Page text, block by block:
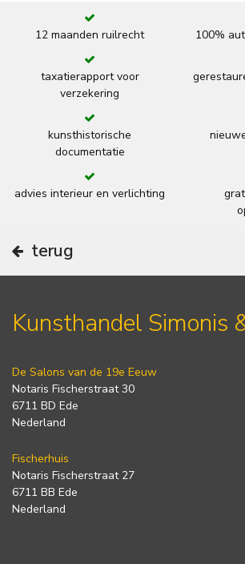
12 maanden ruilrecht 100%
taxatierapport voor
verzekering
kunsthistorische
documentatie
advies interieur en verlichting
terug
Kunsthandel Simonis
De Salons van de 19e Eeuw
Notaris Fischerstraat 30
6711 BD Ede
Nederland
Fischerhuis
Notaris Fischerstraat 27
6711 BB Ede
Nederland